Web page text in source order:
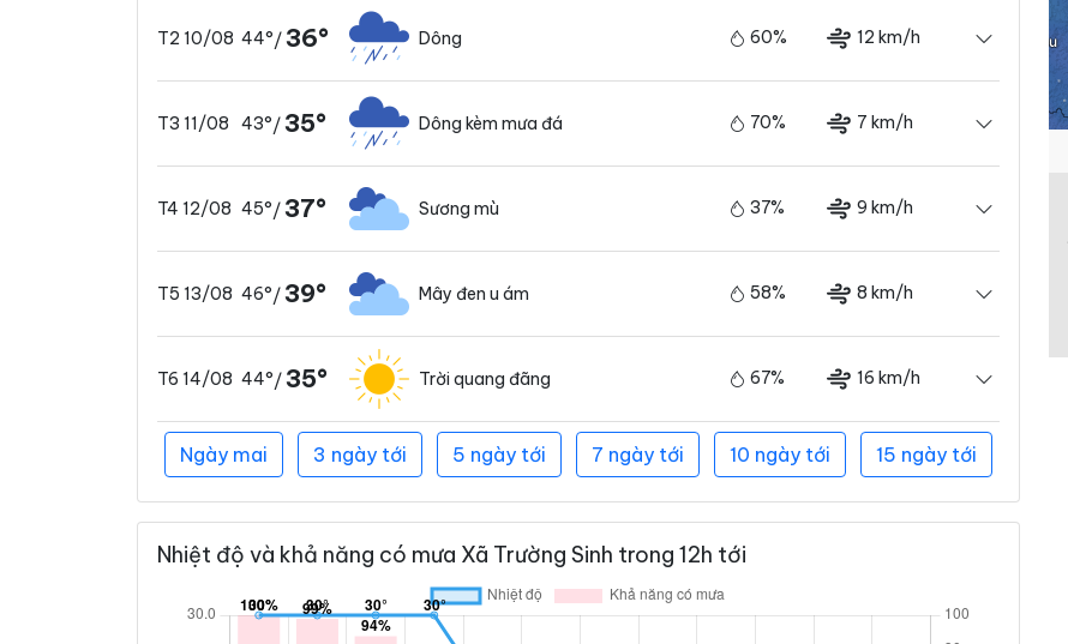
T2 10/08 44°/36° Dông 60% 12 km/h
T3 11/08 43°/35° Dông kèm mưa đá 70% 7 km/h
T4 12/08 45°/37° Sương mù 37% 9 km/h
T5 13/08 46°/39° Mây đen u ám 58% 8 km/h
T6 14/08 44°/35° Trời quang đãng 67% 16 km/h
Ngày mai 3 ngày tới 5 ngày tới 7 ngày tới 10 ngày tới 15 ngày tới
Nhiệt độ và khả năng có mưa Xã Trường Sinh trong 12h tới